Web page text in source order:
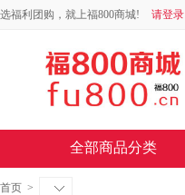
选福利团购，就上福800商城! 请登录
全部商品分类
首页 >